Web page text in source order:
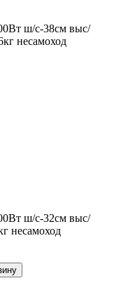
ш/с-38cм выс/
несамоход
ш/с-32cм выс/
несамоход